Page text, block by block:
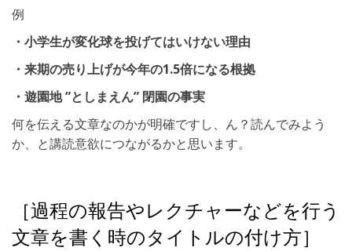
例
・小学生が変化球を投げてはいけない理由
・来期の売り上げが今年の1.5倍になる根拠
・遊園地 ”としまえん” 閉園の事実
何を伝える文章なのかが明確ですし、ん？読んでみよう
か、と講読意欲につながるかと思います。
［過程の報告やレクチャーなどを行う
文章を書く時のタイトルの付け方］